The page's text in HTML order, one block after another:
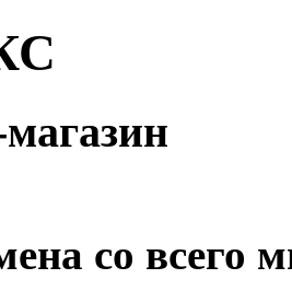
со всего